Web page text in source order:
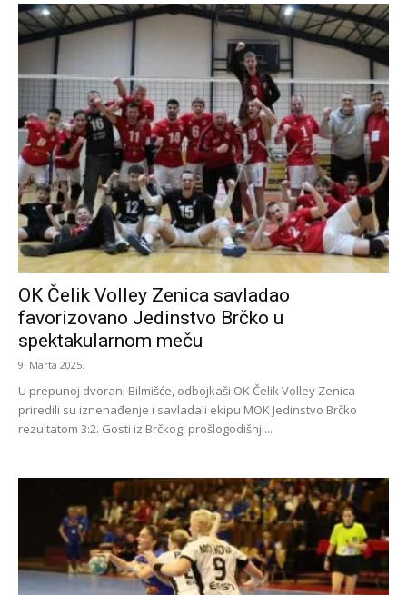
OK Čelik Volley Zenica savladao
favorizovano Jedinstvo Brčko u
spektakularnom meču
9. Marta 2025.
U prepunoj dvorani Bilmišće, odbojkaši OK Čelik Volley Zenica
priredili su iznenađenje i savladali ekipu MOK Jedinstvo Brčko
rezultatom 3:2. Gosti iz Brčkog, prošlogodišnji...